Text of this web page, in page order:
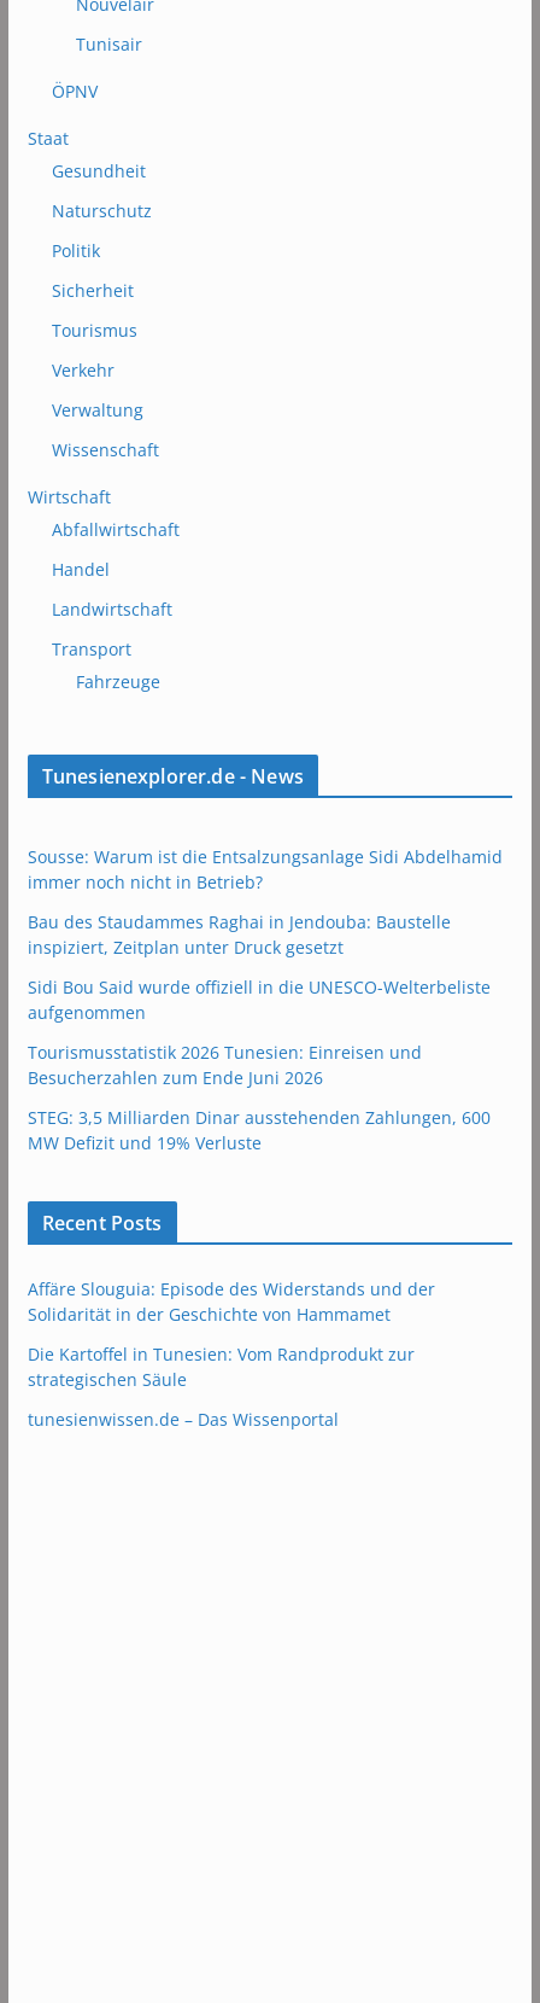
Tunisair
ÖPNV
Staat
Gesundheit
Naturschutz
Politik
Sicherheit
Tourismus
Verkehr
Verwaltung
Wissenschaft
Wirtschaft
Abfallwirtschaft
Handel
Landwirtschaft
Transport
Fahrzeuge
Tunesienexplorer.de - News
Sousse: Warum ist die Entsalzungsanlage Sidi Abdelhamid
immer noch nicht in Betrieb?
Bau des Staudammes Raghai in Jendouba: Baustelle
inspiziert, Zeitplan unter Druck gesetzt
Sidi Bou Said wurde offiziell in die UNESCO-Welterbeliste
aufgenommen
Tourismusstatistik 2026 Tunesien: Einreisen und
Besucherzahlen zum Ende Juni 2026
STEG: 3,5 Milliarden Dinar ausstehenden Zahlungen, 600
MW Defizit und 19% Verluste
Recent Posts
Affäre Slouguia: Episode des Widerstands und der
Solidarität in der Geschichte von Hammamet
Die Kartoffel in Tunesien: Vom Randprodukt zur
strategischen Säule
tunesienwissen.de – Das Wissenportal